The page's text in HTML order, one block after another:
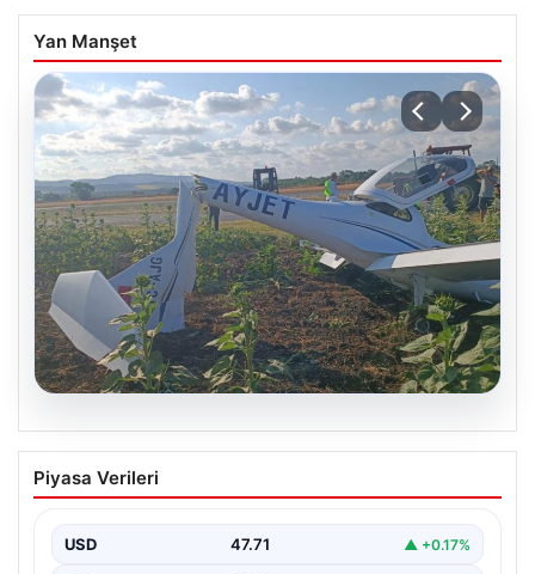
Yan Manşet
06.08.2026
Eğitim uçağı sert iniş yaptı. Öğrenci
pilot yaralandı
Piyasa Verileri
USD 47.71 ▲ +0.17%